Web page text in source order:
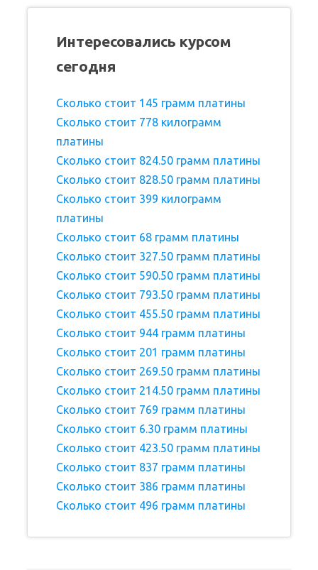
Интересовались курсом
сегодня
Сколько стоит 145 грамм платины
Сколько стоит 778 килограмм
платины
Сколько стоит 824.50 грамм платины
Сколько стоит 828.50 грамм платины
Сколько стоит 399 килограмм
платины
Сколько стоит 68 грамм платины
Сколько стоит 327.50 грамм платины
Сколько стоит 590.50 грамм платины
Сколько стоит 793.50 грамм платины
Сколько стоит 455.50 грамм платины
Сколько стоит 944 грамм платины
Сколько стоит 201 грамм платины
Сколько стоит 269.50 грамм платины
Сколько стоит 214.50 грамм платины
Сколько стоит 769 грамм платины
Сколько стоит 6.30 грамм платины
Сколько стоит 423.50 грамм платины
Сколько стоит 837 грамм платины
Сколько стоит 386 грамм платины
Сколько стоит 496 грамм платины